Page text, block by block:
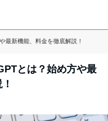
最新機能、料金を徹底解説！
とは？始め方や最